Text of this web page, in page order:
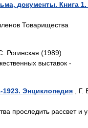
документы. Книга 1.
Товарищества
Рогинская (1989)
выставок -
Энциклопедия , Г.
проследить рассвет и